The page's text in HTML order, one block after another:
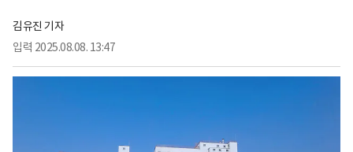
김유진 기자
입력 2025.08.08. 13:47